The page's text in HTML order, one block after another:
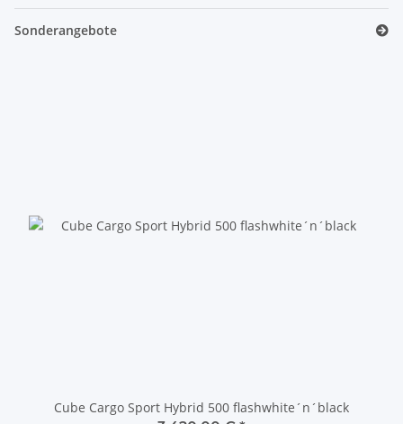
Sonderangebote
Cube Cargo Sport Hybrid 500 flashwhite´n´black